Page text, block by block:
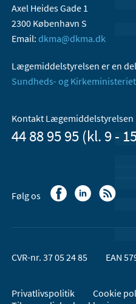
Axel Heides Gade 1
2300 København S
Email: dkma@dkma.dk
Lægemiddelstyrelsen er en
Sundheds- og
Kontakt Lægemiddelstyrelsen
44 88 95 95 (kl. 9 -
Følg os
CVR-nr. 37 05 24 85 EAN
Privatlivspolitik
Cookie